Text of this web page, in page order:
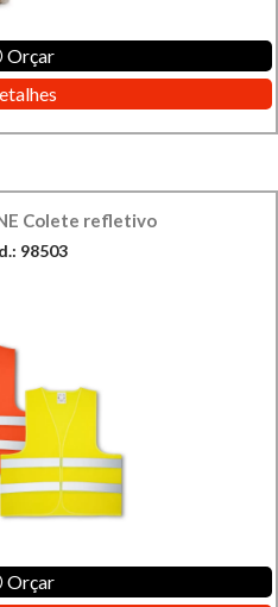
Orçar
Colete refletivo
98503
Orçar